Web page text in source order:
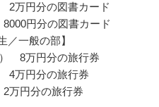
2万円分の図書カード
円分の図書カード
／一般の部】
8万円分の旅行券
4万円分の旅行券
万円分の旅行券